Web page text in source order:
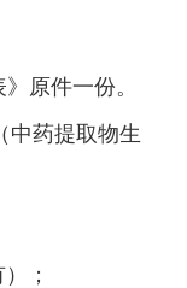
原件一份。
中药提取物生
；